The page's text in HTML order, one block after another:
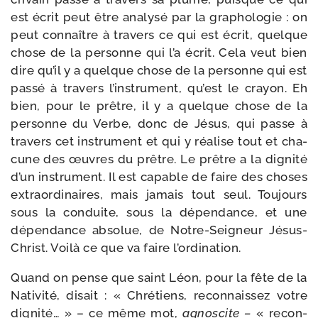
est écrit peut être ana­ly­sé par la gra­pho­lo­gie : on
peut connaître à tra­vers ce qui est écrit, quelque
chose de la per­sonne qui l’a écrit. Cela veut bien
dire qu’il y a quelque chose de la per­sonne qui est
pas­sé à tra­vers l’ins­tru­ment, qu’est le crayon. Eh
bien, pour le prêtre, il y a quelque chose de la
per­sonne du Verbe, donc de Jésus, qui passe à
tra­vers cet ins­tru­ment et qui y réa­lise tout et cha­
cune des œuvres du prêtre. Le prêtre a la digni­té
d’un ins­tru­ment. Il est capable de faire des choses
extra­or­di­naires, mais jamais tout seul. Toujours
sous la conduite, sous la dépen­dance, et une
dépen­dance abso­lue, de Notre-​Seigneur Jésus-​
Christ. Voilà ce que va faire l’ordination.
Quand on pense que saint Léon, pour la fête de la
Nativité, disait : « Chrétiens, recon­nais­sez votre
digni­té… » – ce même mot, agnos­cite –« recon­